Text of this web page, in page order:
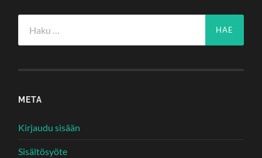
META
Kirjaudu sisään
Sisältösyöte